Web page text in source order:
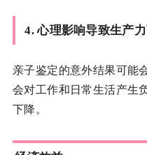
4.心理影响导致生产
亲子鉴定的意外结果可能
会对工作和日常生活产生
下降。